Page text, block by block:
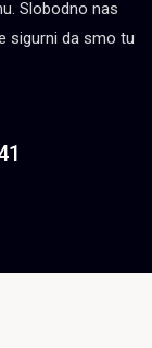
Slobodno nas
sigurni da smo tu